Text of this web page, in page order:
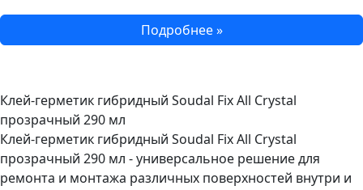
Подробнее »
Клей-герметик гибридный Soudal Fix All Crystal
прозрачный 290 мл
Клей-герметик гибридный Soudal Fix All Crystal
прозрачный 290 мл - универсальное решение для
ремонта и монтажа различных поверхностей внутри и